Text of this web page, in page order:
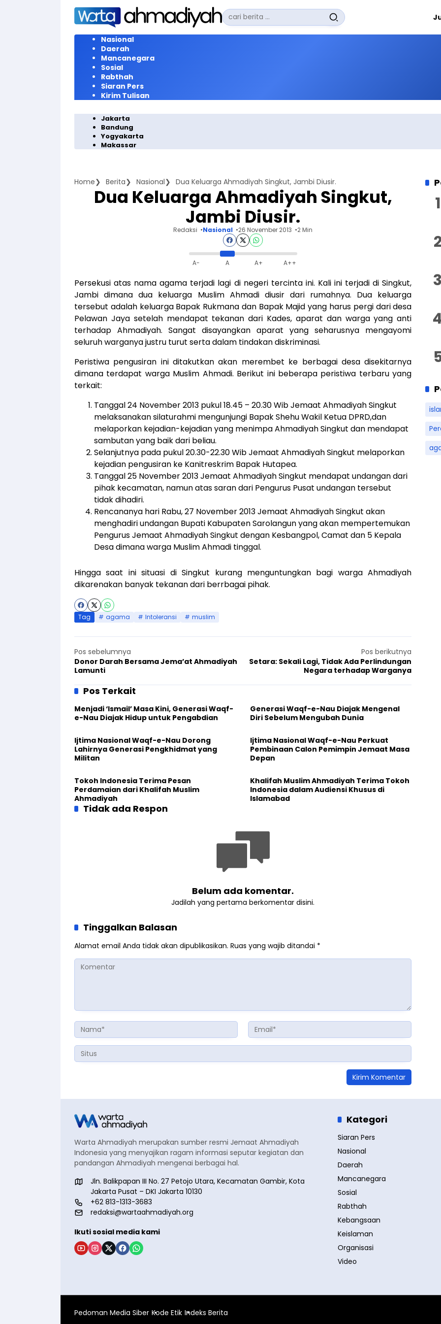
Langsung
konten
Pencarian
untuk:
Nasional
Daerah
Mancanegara
Sosial
Rabthah
Siaran Pers
Kirim Tulisan
Jakarta
Bandung
Yogyakarta
Makassar
Home Berita Nasional Dua Keluarga Ahmadiyah Singkut, Jambi Diusir.
Dua Keluarga Ahmadiyah Singkut,
Jambi Diusir.
Redaksi Nasional 26 November 2013 2 Min
A- A A+ A++
Persekusi atas nama agama terjadi lagi di negeri tercinta ini. Kali ini terjadi di Singkut,
Jambi dimana dua keluarga Muslim Ahmadi diusir dari rumahnya. Dua keluarga
tersebut adalah keluarga Bapak Rukmana dan Bapak Majid yang harus pergi dari desa
Pelawan Jaya setelah mendapat tekanan dari Kades, aparat dan warga yang anti
terhadap Ahmadiyah.Sangat disayangkan aparat yang seharusnya mengayomi
seluruh warganya justru turut serta dalam tindakan diskriminasi.
Peristiwa pengusiran ini ditakutkan akan merembet ke berbagai desa disekitarnya
dimana terdapat warga Muslim Ahmadi. Berikut ini beberapa peristiwa terbaru yang
terkait:
Tanggal 24 November 2013 pukul 18.45 – 20.30 Wib Jemaat Ahmadiyah Singkut
melaksanakan silaturahmi mengunjungi Bapak Shehu Wakil Ketua DPRD,dan
melaporkan kejadian-kejadian yang menimpa Ahmadiyah Singkut dan mendapat
sambutan yang baik dari beliau.
Selanjutnya pada pukul 20.30-22.30 Wib Jemaat Ahmadiyah Singkut melaporkan
kejadian pengusiran ke Kanitreskrim Bapak Hutapea.
Tanggal 25 November 2013 Jemaat Ahmadiyah Singkut mendapat undangan dari
pihak kecamatan, namun atas saran dari Pengurus Pusat undangan tersebut
tidak dihadiri.
Rencananya hari Rabu, 27 November 2013 Jemaat Ahmadiyah Singkut akan
menghadiri undangan Bupati Kabupaten Sarolangun yang akan mempertemukan
Pengurus Jemaat Ahmadiyah Singkut dengan Kesbangpol, Camat dan 5 Kepala
Desa dimana warga Muslim Ahmadi tinggal.
Hingga saat ini situasi di Singkut kurang menguntungkan bagi warga Ahmadiyah
dikarenakan banyak tekanan dari berrbagai pihak.
Tag agama Intoleransi muslim
Pos sebelumnya
Donor Darah Bersama Jema’at Ahmadiyah
Lamunti
Pos berikutnya
Setara: Sekali Lagi, Tidak Ada Perlindungan
Negara terhadap Warganya
Pos Terkait
Menjadi ‘Ismail’ Masa Kini, Generasi Waqf-
e-Nau Diajak Hidup untuk Pengabdian
Generasi Waqf-e-Nau Diajak Mengenal
Diri Sebelum Mengubah Dunia
Ijtima Nasional Waqf-e-Nau Dorong
Lahirnya Generasi Pengkhidmat yang
Militan
Ijtima Nasional Waqf-e-Nau Perkuat
Pembinaan Calon Pemimpin Jemaat Masa
Depan
Tokoh Indonesia Terima Pesan
Perdamaian dari Khalifah Muslim
Ahmadiyah
Khalifah Muslim Ahmadiyah Terima Tokoh
Indonesia dalam Audiensi Khusus di
Islamabad
Tidak ada Respon
Belum ada komentar.
Jadilah yang pertama berkomentar disini.
Tinggalkan Balasan
Alamat email Anda tidak akan dipublikasikan. Ruas yang wajib ditandai *
Warta Ahmadiyah merupakan sumber resmi Jemaat Ahmadiyah
Indonesia yang menyajikan ragam informasi seputar kegiatan dan
pandangan Ahmadiyah mengenai berbagai hal.
Jln. Balikpapan III No. 27 Petojo Utara, Kecamatan Gambir, Kota
Jakarta Pusat – DKI Jakarta 10130
+62 813-1313-3683
redaksi@wartaahmadiyah.org
Ikuti sosial media kami
Kategori
Siaran Pers
Nasional
Daerah
Mancanegara
Sosial
Rabthah
Kebangsaan
Keislaman
Organisasi
Video
Pedoman Media Siber Kode Etik Indeks Berita